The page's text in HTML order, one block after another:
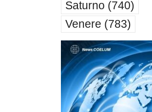
Saturno (740)
Venere (783)